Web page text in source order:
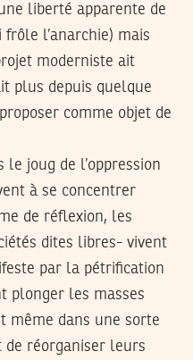
liberté apparente de
l’anarchie) mais
moderniste ait
plus depuis quelque
comme objet de
le joug de l’oppression
à se concentrer
de réflexion, les
dites libres- vivent
par la pétrification
plonger les masses
même dans une sorte
de réorganiser leurs